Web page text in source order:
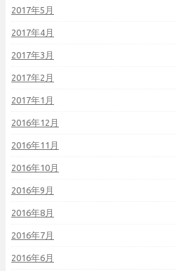
2017年5月
2017年4月
2017年3月
2017年2月
2017年1月
2016年12月
2016年11月
2016年10月
2016年9月
2016年8月
2016年7月
2016年6月